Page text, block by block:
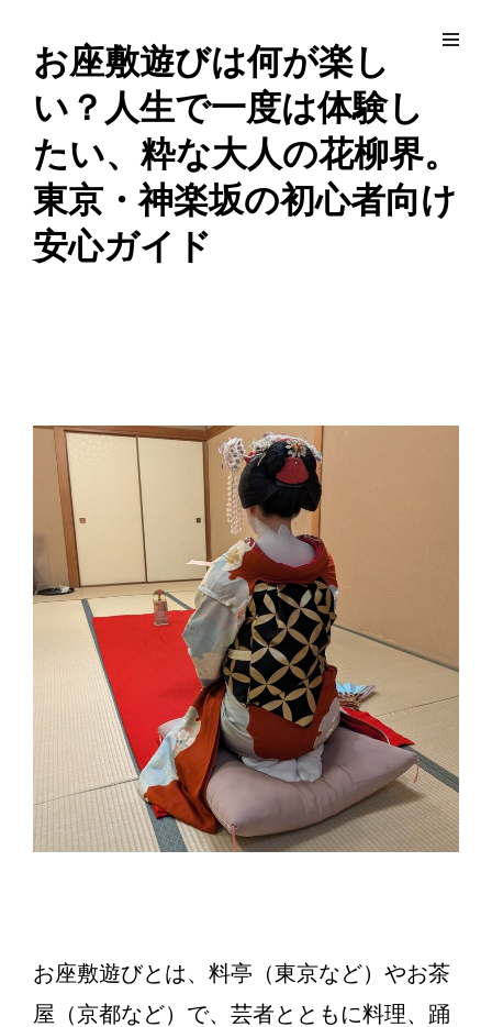
EDO KAGURA
Authentic Traditional Cultural Experiences
Overlayお座敷遊びは何が楽し
い？人生で一度は体験し
たい、粋な大人の花柳界。
東京・神楽坂の初心者向け
安心ガイド
お座敷遊びとは、料亭（東京など）やお茶
屋（京都など）で、芸者とともに料理、踊